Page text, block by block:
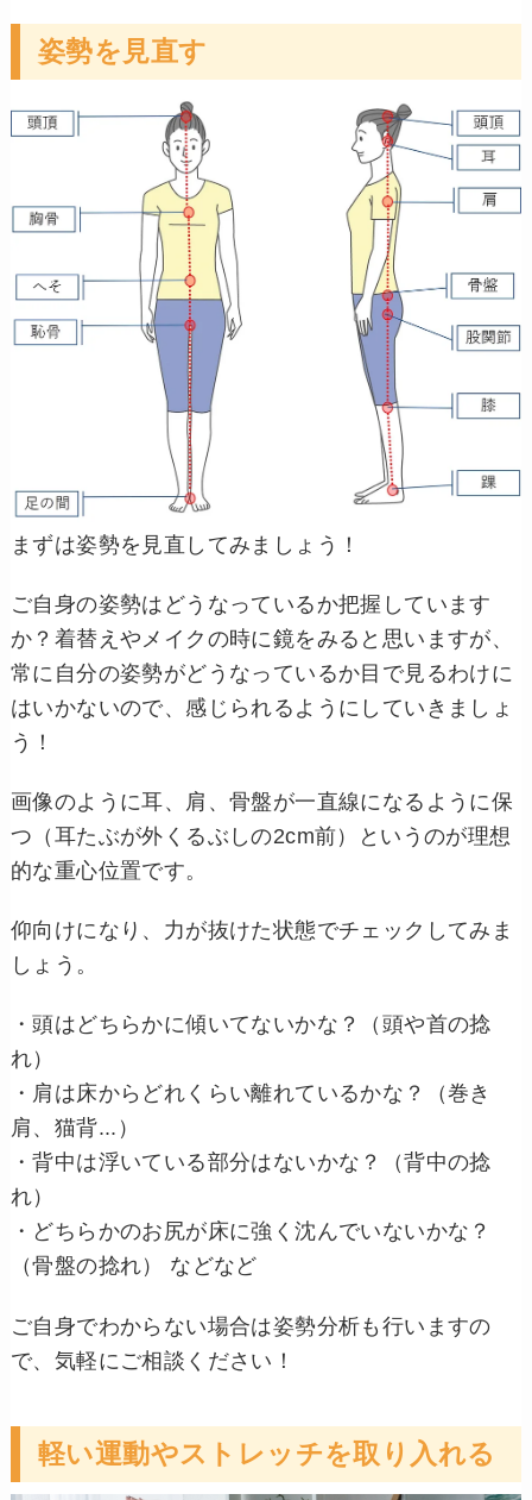
姿勢を見直す
まずは姿勢を見直してみましょう！
ご自身の姿勢はどうなっているか把握しています
か？着替えやメイクの時に鏡をみると思いますが、
常に自分の姿勢がどうなっているか目で見るわけに
はいかないので、感じられるようにしていきましょ
う！
画像のように耳、肩、骨盤が一直線になるように保
つ（耳たぶが外くるぶしの2cm前）というのが理想
的な重心位置です。
仰向けになり、力が抜けた状態でチェックしてみま
しょう。
・頭はどちらかに傾いてないかな？（頭や首の捻
れ）
・肩は床からどれくらい離れているかな？（巻き
肩、猫背...）
・背中は浮いている部分はないかな？（背中の捻
れ）
・どちらかのお尻が床に強く沈んでいないかな？
（骨盤の捻れ） などなど
ご自身でわからない場合は姿勢分析も行いますの
で、気軽にご相談ください！
軽い運動やストレッチを取り入れる